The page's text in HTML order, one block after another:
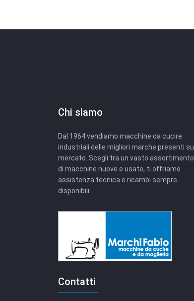
Chi siamo
Dal 1964 vendiamo macchine da cucire
industriali delle migliori marche presenti sul
mercato. Scegli tra un vasto assortimento
di macchine nuove e usate, ti offriamo
assistenza tecnica e ricambi sempre
disponibili.
Contatti